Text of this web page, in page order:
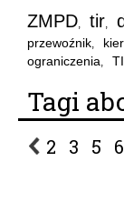
ZMPD, tir,
przewoźnik,
ograniczenia,
Tagi
2 3 5 6